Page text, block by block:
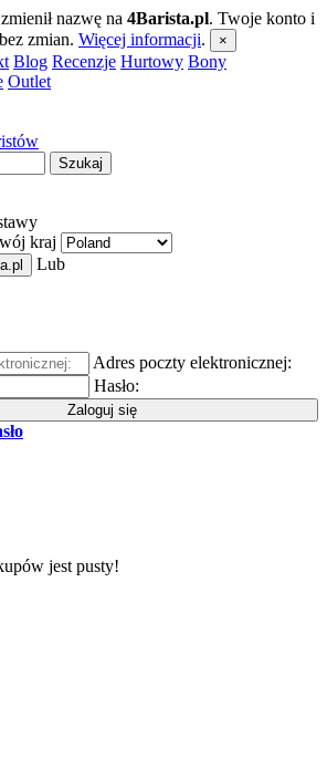
zmienił nazwę na 4Barista.pl. Twoje konto i
zmian. Więcej informacji. ×
Blog Recenzje Hurtowy Bony
Outlet
Szukaj
kraj
Lub
Adres poczty elektronicznej:
Hasło:
Zaloguj się
jest pusty!